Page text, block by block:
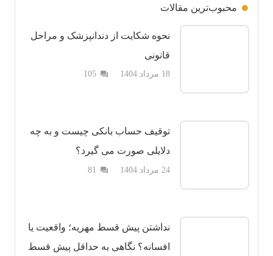
محبوب‌ترین مقالات
نحوه شکایت از دندانپزشک و مراحل
قانونی
18 مرداد 1404 question_answer
105دیدگاه
توقیف حساب بانکی چیست و به چه
دلایلی صورت می گیرد؟
24 مرداد 1404 question_answer
81دیدگاه
نداشتن پیش قسط مهریه؛ واقعیت یا
افسانه؟ نگاهی به حداقل پیش قسط